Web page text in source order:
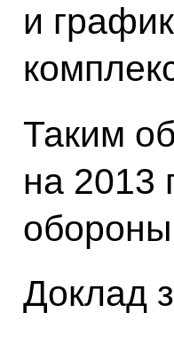
и
Таким
на 2013
Доклад